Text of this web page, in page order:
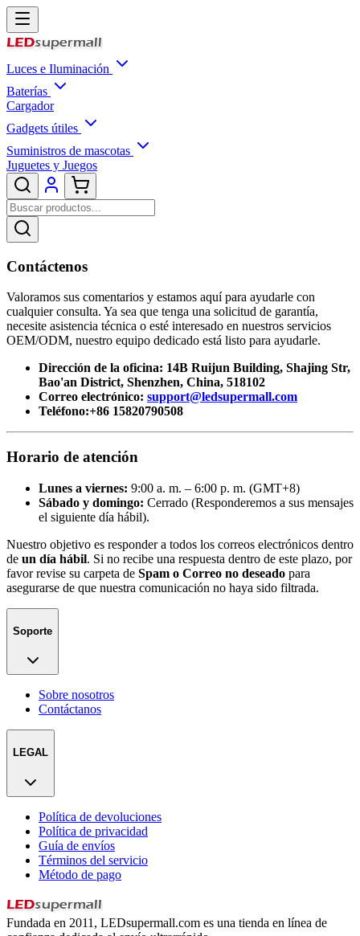
Luces e Iluminación
Baterías
Cargador
Gadgets útiles
Suministros de mascotas
Juguetes y Juegos
Contáctenos
Valoramos sus comentarios y estamos aquí para ayudarle con
cualquier consulta. Ya sea que tenga una solicitud de garantía,
necesite asistencia técnica o esté interesado en nuestros servicios
OEM/ODM, nuestro equipo dedicado está listo para ayudarle.
Dirección de la oficina: 14B Ruijun Building, Shajing Str,
Bao'an District, Shenzhen, China, 518102
Correo electrónico: support@ledsupermall.com
Teléfono:+86 15820790508
Horario de atención
Lunes a viernes: 9:00 a. m. – 6:00 p. m. (GMT+8)
Sábado y domingo: Cerrado (Responderemos a sus mensajes
el siguiente día hábil).
Nuestro objetivo es responder a todos los correos electrónicos dentro
de un día hábil. Si no recibe una respuesta dentro de este plazo, por
favor revise su carpeta de Spam o Correo no deseado para
asegurarse de que nuestra comunicación no haya sido filtrada.
Soporte
Sobre nosotros
Contáctanos
LEGAL
Política de devoluciones
Política de privacidad
Guía de envíos
Términos del servicio
Método de pago
Fundada en 2011, LEDsupermall.com es una tienda en línea de